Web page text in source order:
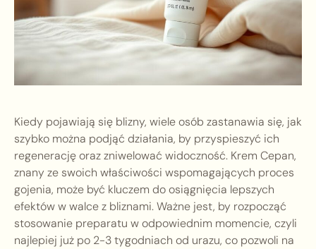
Kiedy pojawiają się blizny, wiele osób zastanawia się, jak
szybko można podjąć działania, by przyspieszyć ich
regenerację oraz zniwelować widoczność. Krem Cepan,
znany ze swoich właściwości wspomagających proces
gojenia, może być kluczem do osiągnięcia lepszych
efektów w walce z bliznami. Ważne jest, by rozpocząć
stosowanie preparatu w odpowiednim momencie, czyli
najlepiej już po 2-3 tygodniach od urazu, co pozwoli na